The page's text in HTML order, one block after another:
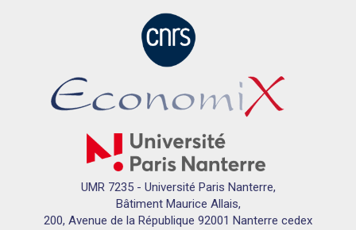
UMR 7235 - Université Paris Nanterre,
Bâtiment Maurice Allais,
200, Avenue de la République 92001 Nanterre cedex